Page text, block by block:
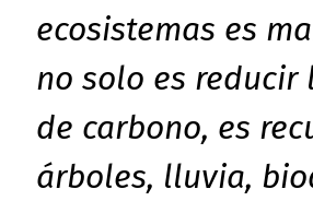
ecosistemas es
no solo es reducir
de carbono, es
árboles, lluvia,